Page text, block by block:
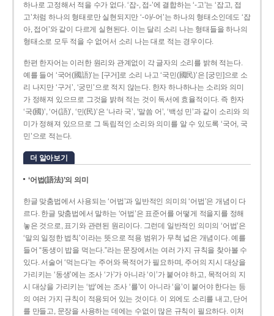
하나로 고정해서 적을 수가 없다. ‘잡-, 접-’에 결합하는 ‘-고’는 ‘잡고, 접
고’처럼 하나의 형태로만 실현되지만 ‘-아/-어’는 하나의 형태소인데도 ‘잡
아, 접어’와 같이 다르게 실현된다. 이는 달리 소리 나는 형태들을 하나의
형태소로 모두 적을 수 없어서 소리 나는 대로 적는 경우이다.
한편 한자어는 이러한 원리와 관계없이 각 글자의 소리를 밝혀 적는다.
예를 들어 ‘국어(國語)’는 [구거]로 소리 나고 ‘국민(國民)’은 [궁민]으로 소
리 나지만 ‘구거’, ‘궁민’으로 적지 않는다. 한자 하나하나는 소리와 의미
가 정해져 있으므로 그것을 밝혀 적는 것이 독서에 효율적이다. 즉 한자
‘국(國)’, ‘어(語)’, ‘민(民)’은 ‘나라 국’, ‘말씀 어’, ‘백성 민’과 같이 소리와 의
미가 정해져 있으므로 그 독립적인 소리와 의미를 알 수 있도록 ‘국어, 국
민’으로 적는다.
더 알아보기
‘어법(語法)’의 의미
한글 맞춤법에서 사용되는 ‘어법’과 일반적인 의미의 ‘어법’은 개념이 다
르다. 한글 맞춤법에서 말하는 ‘어법’은 표준어를 어떻게 적을지를 정해
놓은 것으로, 표기와 관련된 원리이다. 그런데 일반적인 의미의 ‘어법’은
‘말의 일정한 법칙’이라는 뜻으로 적용 범위가 무척 넓은 개념이다. 예를
들어 “동생이 밥을 먹는다.”라는 문장에서는 여러 가지 규칙을 찾아볼 수
있다. 서술어 ‘먹는다’는 주어와 목적어가 필요하며, 주어의 지시 대상을
가리키는 ‘동생’에는 조사 ‘가’가 아니라 ‘이’가 붙어야 하고, 목적어의 지
시 대상을 가리키는 ‘밥’에는 조사 ‘를’이 아니라 ‘을’이 붙어야 한다는 등
의 여러 가지 규칙이 적용되어 있는 것이다. 이 외에도 소리를 내고, 단어
를 만들고, 문장을 사용하는 데에는 수없이 많은 규칙이 필요하다. 이처